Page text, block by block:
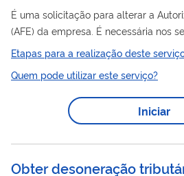
É uma solicitação para alterar a
(AFE) da empresa. É necessária nos
Mudança de endereço do CNPJ detentor da
razão social do CNPJ detentor da AFE; Ampliação ou redução
de atividades na AFE; Ampliação ou redução de classes na
Etapas para a realização deste
Quem pode utilizar este serviço?
Iniciar
Obter desoneração